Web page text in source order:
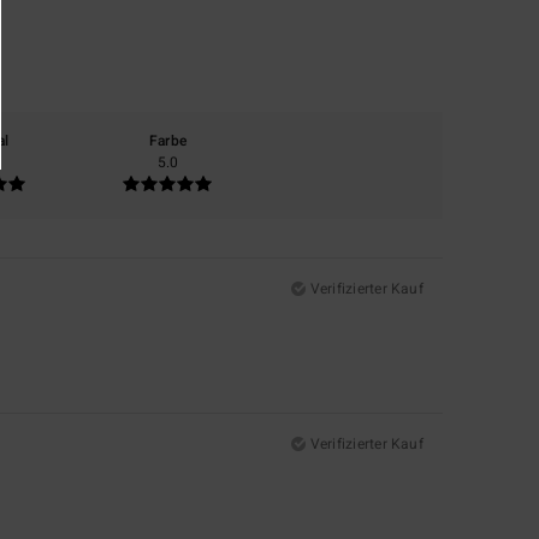
Farbe
5.0
Verifizierter Kauf
Verifizierter Kauf